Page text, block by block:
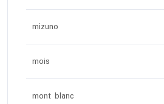
mizuno
mois
mont blanc